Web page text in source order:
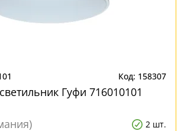
Код: 158307
Гуфи 716010101
2 шт.